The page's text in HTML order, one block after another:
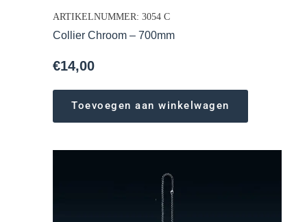
ARTIKELNUMMER: 3054 C
Collier Chroom – 700mm
€14,00
Toevoegen aan winkelwagen